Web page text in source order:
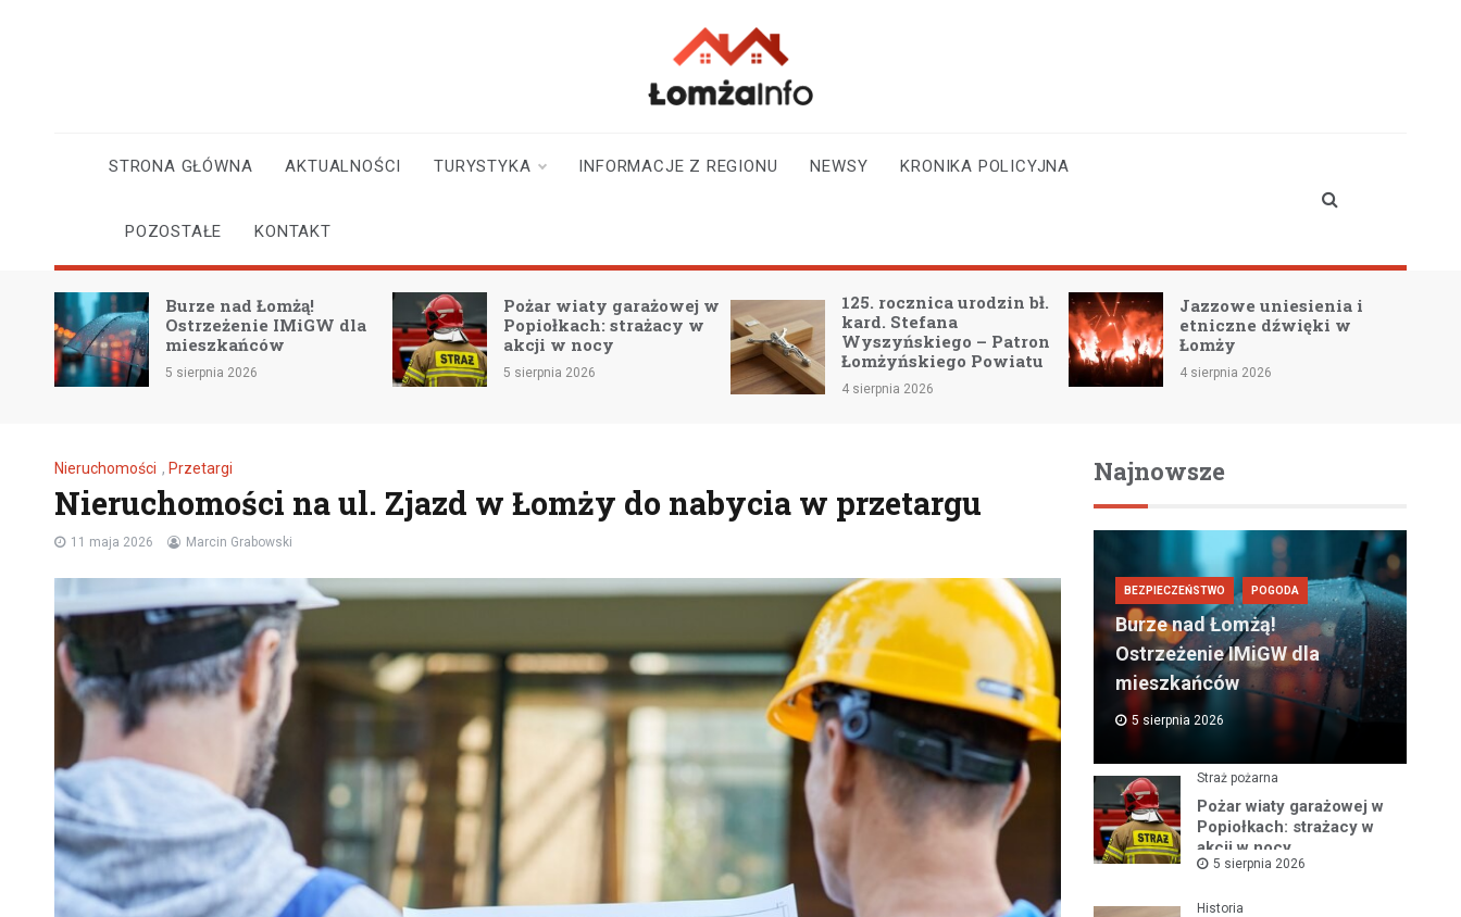
i okolicy
STRONA GŁÓWNA AKTUALNOŚCI TURYSTYKA INFORMACJE Z REGIONU NEWSY KRONIKA POLICYJNA
POZOSTAŁE KONTAKT
Burze nad Łomżą!
Ostrzeżenie IMiGW dla
mieszkańców
5 sierpnia 2026
Pożar wiaty garażowej w
Popiołkach: strażacy w
akcji w nocy
5 sierpnia 2026
125. rocznica urodzin bł.
kard. Stefana
Wyszyńskiego – Patron
Łomżyńskiego Powiatu
4 sierpnia 2026
Jazzowe uniesienia i
etniczne dźwięki w
Łomży
4 sierpnia 2026
Nieruchomości , Przetargi
Nieruchomości na ul. Zjazd w Łomży do nabycia w przetargu
11 maja 2026 Marcin Grabowski
Najnowsze
BEZPIECZEŃSTWO POGODA
Burze nad Łomżą!
Ostrzeżenie IMiGW dla
mieszkańców
5 sierpnia 2026
Straż pożarna
Pożar wiaty garażowej w
Popiołkach: strażacy w
akcji w nocy
5 sierpnia 2026
Historia